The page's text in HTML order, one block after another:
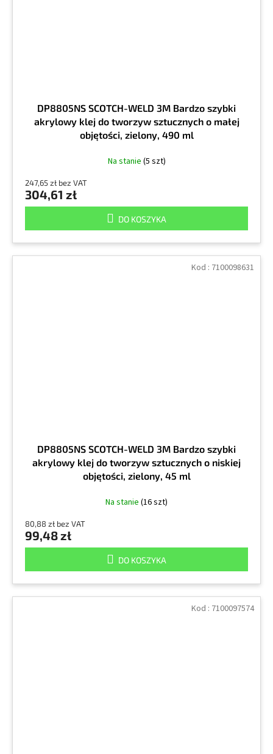
DP8805NS SCOTCH-WELD 3M Bardzo szybki
akrylowy klej do tworzyw sztucznych o małej
objętości, zielony, 490 ml
Na stanie (5 szt)
247,65 zł bez VAT
304,61 zł
DO KOSZYKA
DP8805NS SCOTCH-WELD 3M Bardzo szybki
akrylowy klej do tworzyw sztucznych o niskiej
objętości, zielony, 45 ml
Na stanie (16 szt)
80,88 zł bez VAT
99,48 zł
DO KOSZYKA
Kod : 7100098631
Kod : 7100097574